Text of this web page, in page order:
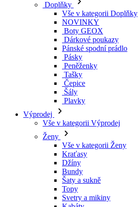
Doplňky
Vše v kategorii Doplňky
NOVINKY
Boty GEOX
Dárkové poukazy
Pánské spodní prádlo
Pásky
Peněženky
Tašky
Čepice
Šály
Plavky
Výprodej
Vše v kategorii Výprodej
Ženy
Vše v kategorii Ženy
Kraťasy
Džíny
Bundy
Šaty a sukně
Topy
Svetry a mikiny